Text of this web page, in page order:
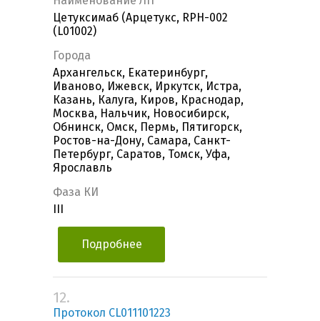
Цетуксимаб (Арцетукс, RPH-002
(L01002)
Города
Архангельск, Екатеринбург,
Иваново, Ижевск, Иркутск, Истра,
Казань, Калуга, Киров, Краснодар,
Москва, Нальчик, Новосибирск,
Обнинск, Омск, Пермь, Пятигорск,
Ростов-на-Дону, Самара, Санкт-
Петербург, Саратов, Томск, Уфа,
Ярославль
Фаза КИ
Подробнее
12.
Протокол CL011101223